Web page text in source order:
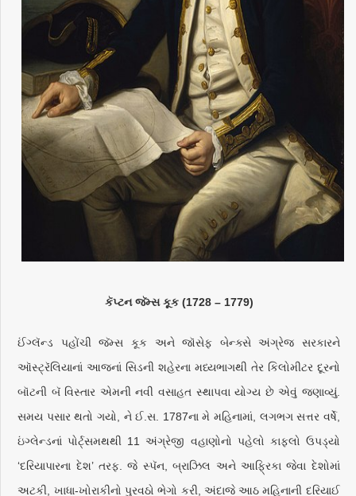
કૅપ્ટન જૅમ્સ કૂક (1728 – 1779)
ઈંગ્લૅન્ડ પહોંચી જૅમ્સ કૂક અને જૉસેફ બેન્ક્સે અંગ્રેજ સરકારને
ઑસ્ટ્રૅલિયાનાં આજનાં સિડની શહેરના મધ્યભાગથી તેર કિલોમીટર દૂરનો
બૉટની બૅ વિસ્તાર એમની નવી વસાહત સ્થાપવા યોગ્ય છે એવું જણાવ્યું.
સમય પસાર થતો ગયો, ને ઈ.સ. 1787ના મે મહિનામાં, લગભગ સત્તર વર્ષે,
ઇંગ્લેન્ડનાં પોર્ટ્સમથથી 11 અંગ્રેજી વહાણોનો પહેલો કાફલો ઉપડ્યો
‘દરિયાપારના દેશ’ તરફ. જે સ્પૅન, બ્રાઝિલ અને આફ્રિકા જેવા દેશોમાં
અટકી, ખાધા-ખોરાકીનો પુરવઠો ભેગો કરી, અંદાજે આઠ મહિનાની દરિયાઈ